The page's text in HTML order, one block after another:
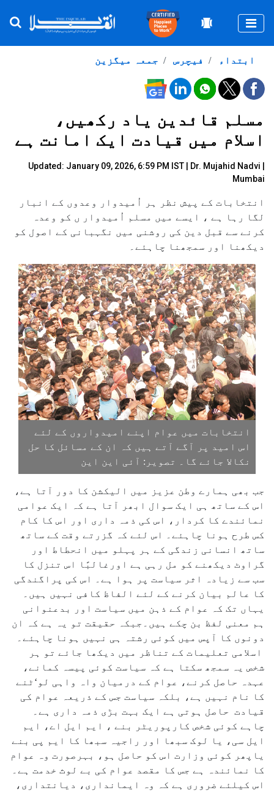
جمعہ میگزین فیچرس ابتداء
مسلم قائدین یاد رکھیں،
اسلام میں قیادت ایک امانت ہے
Updated: January 09, 2026, 6:59 PM IST |
Dr. Mujahid Nadvi |
Mumbai
انتخابات کے پیش نظر ہر اُمیدوار وعدوں کے انبار
لگا رہا ہے ، ایسے میں مسلم اُمیدوار ں کو وعدہ
کرنے سے قبل دین کی روشنی میں نگہبانی کے اصول کو
دیکھنا اور سمجھنا چاہئے۔
انتخابات میں عوام اپنے امیدواروں کے لئے
اس امید پر آگے آتے ہیں کہ ان کے مسائل کا حل
نکالا جائے گا۔ تصویر: آئی این این
جب بھی ہمارے وطن عزیز میں الیکشن کا دور آتا ہے،
اس کے ساتھ ہی ایک سوال ابھر آتا ہے کہ ایک عوامی
نمائندے کا کردار، اس کی ذمہ داری اور اس کا کام
کس طرح ہونا چاہئے۔ اس لئے کہ گزرتے وقت کے ساتھ
ساتھ انسانی زندگی کے ہر پہلو میں انحطاط اور
گراوٹ دیکھنے کو مل رہی ہے اورغالبًا اس تنزل کا
سب سے زیادہ اثر سیاست پر ہوا ہے۔ اس کی پراگندگی
کا عالم بیان کرنے کے لئے الفاظ کافی نہیں ہیں۔
یہاں تک کہ عوام کے ذہن میں سیاست اور بدعنوانی
ہم معنی لفظ بن چکے ہیں۔جبکہ حقیقت تو یہ ہے کہ ان
دونوں کا آپس میں کوئی رشتہ ہی نہیں ہونا چاہئے۔
اسلامی تعلیمات کے تناظر میں دیکھا جائے تو ہر
شخص یہ سمجھ سکتا ہے کہ سیاست کوئی پیسہ کمانے،
عہدہ حاصل کرنے، عوام کے درمیان واہ واہی لو‘ٹنے
کا نام نہیں ہے، بلکہ سیاست جس کے ذریعہ عوام کی
قیادت حاصل ہوتی ہے ایک بہت بڑی ذمہ داری ہے۔
چاہے کوئی شخص کارپوریٹر بنے ، ایم ایل اے، ایم
ایل سی، یا لوک سبھا اور راجیہ سبھا کا ایم پی بنے
یاپھر کوئی وزارت اس کو حاصل ہو، بہرصورت وہ عوام
کا نمائندہ ہے جس کا مقصد عوام کی بے لوث خدمت ہے۔
اس کیلئے ضروری ہے کہ وہ ایمانداری، دیانتداری،